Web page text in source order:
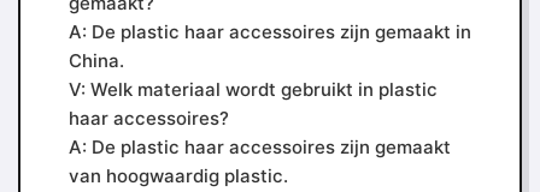
A: De plastic haar accessoires zijn gemaakt in
China.
V: Welk materiaal wordt gebruikt in plastic
haar accessoires?
A: De plastic haar accessoires zijn gemaakt
van hoogwaardig plastic.